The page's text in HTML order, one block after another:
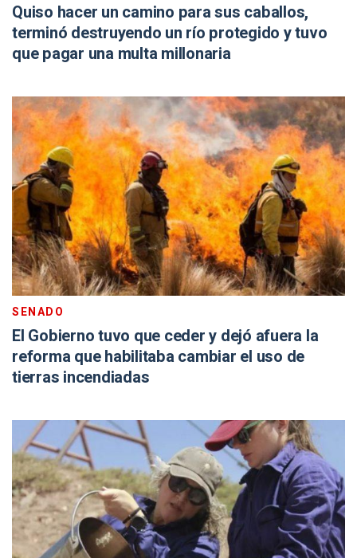
Quiso hacer un camino para sus caballos,
terminó destruyendo un río protegido y tuvo
que pagar una multa millonaria
SENADO
El Gobierno tuvo que ceder y dejó afuera la
reforma que habilitaba cambiar el uso de
tierras incendiadas